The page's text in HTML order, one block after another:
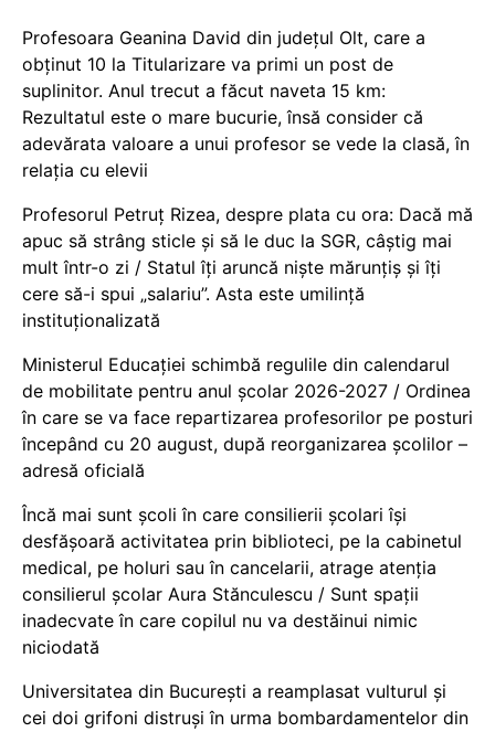
Profesoara Geanina David din județul Olt, care a
obținut 10 la Titularizare va primi un post de
suplinitor. Anul trecut a făcut naveta 15 km:
Rezultatul este o mare bucurie, însă consider că
adevărata valoare a unui profesor se vede la clasă, în
relația cu elevii
Profesorul Petruț Rizea, despre plata cu ora: Dacă mă
apuc să strâng sticle și să le duc la SGR, câștig mai
mult într-o zi / Statul îți aruncă niște mărunțiș și îți
cere să-i spui „salariu”. Asta este umilință
instituționalizată
Ministerul Educației schimbă regulile din calendarul
de mobilitate pentru anul școlar 2026-2027 / Ordinea
în care se va face repartizarea profesorilor pe posturi
începând cu 20 august, după reorganizarea școlilor –
adresă oficială
Încă mai sunt școli în care consilierii școlari își
desfășoară activitatea prin biblioteci, pe la cabinetul
medical, pe holuri sau în cancelarii, atrage atenția
consilierul școlar Aura Stănculescu / Sunt spații
inadecvate în care copilul nu va destăinui nimic
niciodată
Universitatea din București a reamplasat vulturul și
cei doi grifoni distruși în urma bombardamentelor din